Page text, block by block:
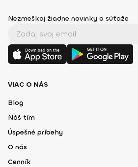
Nezmeškaj žiadne novinky a súťaže
VIAC O NÁS
Blog
Náš tím
Úspešné príbehy
O nás
Cenník